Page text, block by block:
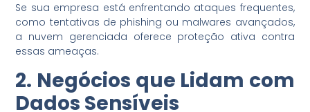
Se sua empresa está enfrentando ataques frequentes,
como tentativas de phishing ou malwares avançados,
a nuvem gerenciada oferece proteção ativa contra
essas ameaças.
2. Negócios que Lidam com
Dados Sensíveis